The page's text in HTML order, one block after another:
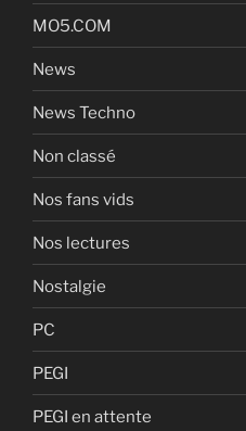
MO5.COM
News
News Techno
Non classé
Nos fans vids
Nos lectures
Nostalgie
PC
PEGI
PEGI en attente